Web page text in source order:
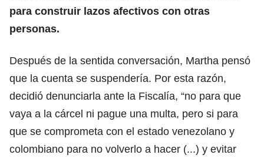
para construir lazos afectivos con otras
personas.
Después de la sentida conversación, Martha pensó
que la cuenta se suspendería. Por esta razón,
decidió denunciarla ante la Fiscalía, “no para que
vaya a la cárcel ni pague una multa, pero si para
que se comprometa con el estado venezolano y
colombiano para no volverlo a hacer (...) y evitar